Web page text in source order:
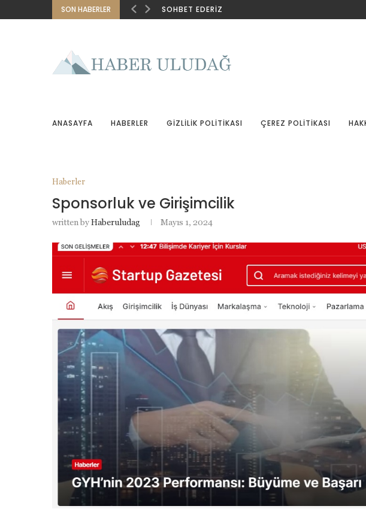
SON HABERLER SOHBET EDERIZ
ANASAYFA HABERLER GIZLILIK POLITIKASI ÇEREZ POLITIKASI
Haberler
Sponsorluk ve Girişimcilik
written byHaberuludag Mayıs 1, 2024